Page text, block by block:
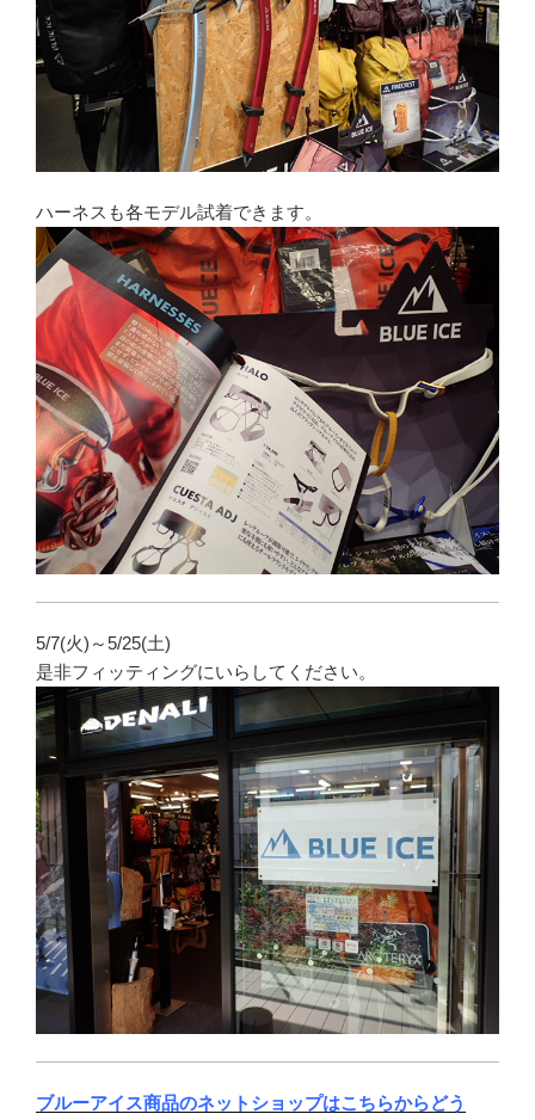
ハーネスも各モデル試着できます。
5/7(火)～5/25(土)
是非フィッティングにいらしてください。
ブルーアイス商品のネットショップはこちらからどう